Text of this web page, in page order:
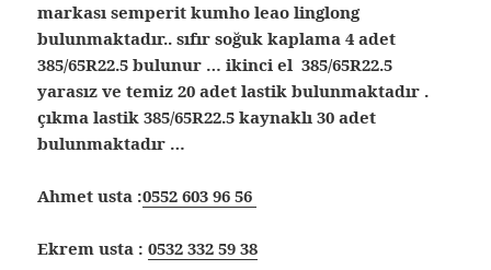
markası semperit kumho leao linglong
bulunmaktadır.. sıfır soğuk kaplama 4 adet
385/65R22.5 bulunur … ikinci el 385/65R22.5
yarasız ve temiz 20 adet lastik bulunmaktadır .
çıkma lastik 385/65R22.5 kaynaklı 30 adet
bulunmaktadır …
Ahmet usta :0552 603 96 56
Ekrem usta :0532 332 59 38